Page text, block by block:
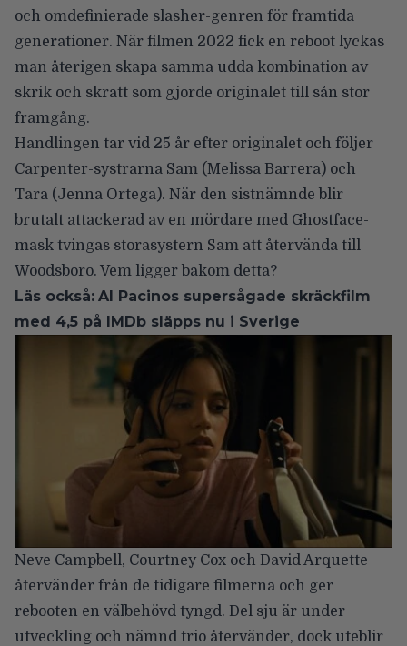
och omdefinierade slasher-genren för framtida
generationer. När filmen 2022 fick en reboot lyckas
man återigen skapa samma udda kombination av
skrik och skratt som gjorde originalet till sån stor
framgång.
Handlingen tar vid 25 år efter originalet och följer
Carpenter-systrarna Sam (Melissa Barrera) och
Tara (Jenna Ortega). När den sistnämnde blir
brutalt attackerad av en mördare med Ghostface-
mask tvingas storasystern Sam att återvända till
Woodsboro. Vem ligger bakom detta?
Läs också: Al Pacinos supersågade skräckfilm
med 4,5 på IMDb släpps nu i Sverige
Neve Campbell, Courtney Cox och David Arquette
återvänder från de tidigare filmerna och ger
rebooten en välbehövd tyngd. Del sju är under
utveckling och nämnd trio återvänder, dock uteblir